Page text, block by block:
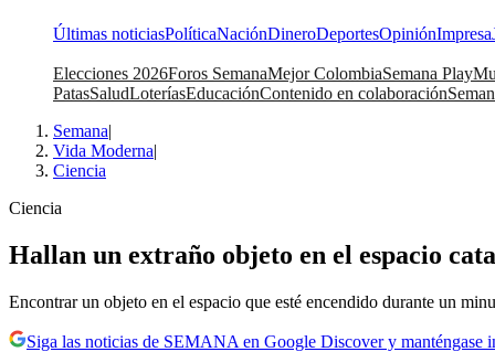
Últimas noticiasPolíticaNaciónDineroDeportesOpiniónImpresa
Elecciones 2026Foros SemanaMejor ColombiaSemana Play
PatasSaludLoteríasEducaciónContenido en colaboración
Semana|
Vida Moderna|
Ciencia
Ciencia
Hallan un extraño objeto en el espacio
Encontrar un objeto en el espacio que esté encendido durante un
Siga las noticias de SEMANA en Google Discover y manténgase